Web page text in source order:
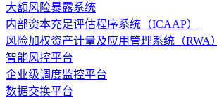
大额风险暴露系统
内部资本充足评估程序系统（ICAAP）
风险加权资产计量及应用管理系统（RWA）
智能风控平台
企业级调度监控平台
数据交换平台